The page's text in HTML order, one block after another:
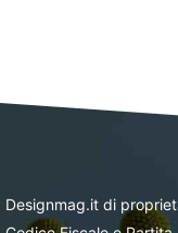
Designmag.it di